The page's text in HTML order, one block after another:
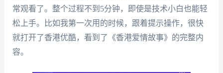
常观看了。整个过程不到5分钟，即使是技术小白也能轻
松上手。比如我第一次用的时候，跟着提示操作，很快
就打开了香港优酷，看到了《香港爱情故事》的完整内
容。